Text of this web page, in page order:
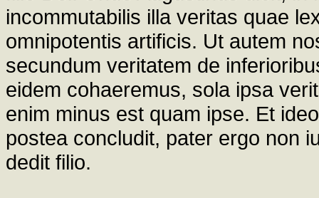
incommutabilis illa veritas quae
omnipotentis artificis. Ut autem
secundum veritatem de
eidem cohaeremus, sola ipsa
enim minus est quam ipse. Et
postea concludit, pater ergo non
dedit filio.